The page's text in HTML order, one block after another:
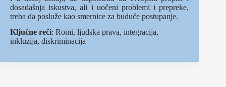
dosadašnja iskustva, ali i uočeni problemi i prepreke,
treba da posluže kao smernice za buduće postupanje.
Ključne reči: Romi, ljudska prava, integracija,
inkluzija, diskriminacija